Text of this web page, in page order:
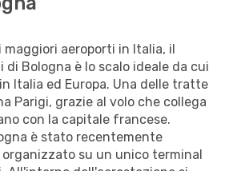
aeroporti in Italia, il
di Bologna è lo scalo ideale da cui
Italia ed Europa. Una delle tratte
Parigi, grazie al volo che collega
con la capitale francese.
è stato recentemente
su un unico terminal